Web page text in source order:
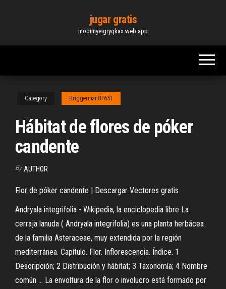
content
jugar gratis
mobilnyeigryqkax.web.app
Category Briggerman87651
Hábitat de flores de póker
candente
By AUTHOR
Flor de póker candente | Descargar Vectores gratis
Andryala integrifolia - Wikipedia, la enciclopedia libre La
cerraja lanuda ( Andryala integrifolia) es una planta herbácea
de la familia Asteraceae, muy extendida por la región
mediterránea. Capítulo. Flor. Inflorescencia. Índice. 1
Descripción; 2 Distribución y hábitat; 3 Taxonomía; 4 Nombre
común ... La envoltura de la flor o involucro está formado por